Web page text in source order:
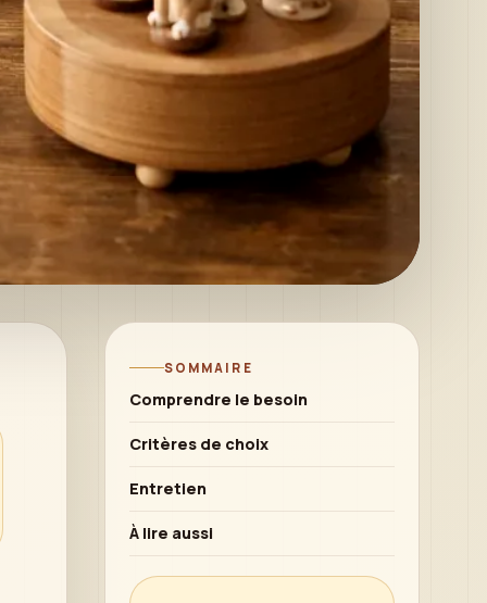
SOMMAIRE
Comprendre le besoin
Critères de choix
Entretien
À lire aussi